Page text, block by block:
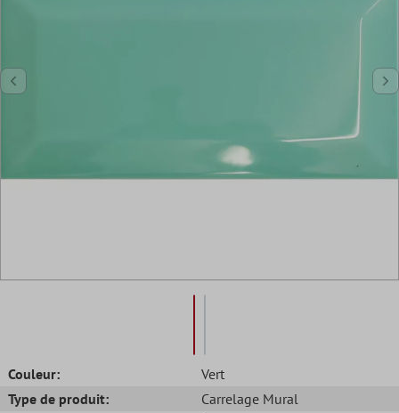
Couleur:
Vert
Type de produit:
Carrelage Mural